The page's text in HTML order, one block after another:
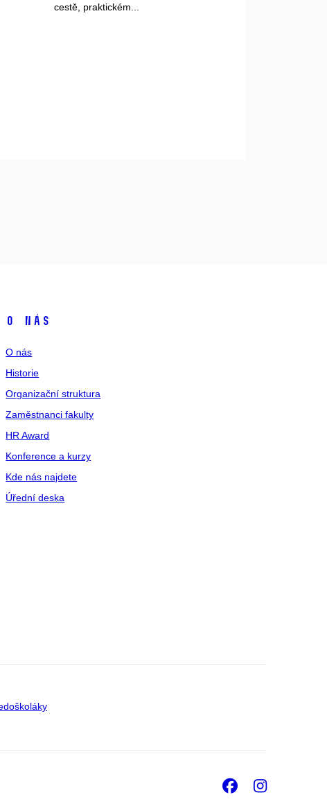
cestě, praktickém...
O nás
O nás
Historie
Organizační struktura
Zaměstnanci fakulty
HR Award
Konference a kurzy
Kde nás najdete
Úřední deska
Facebook